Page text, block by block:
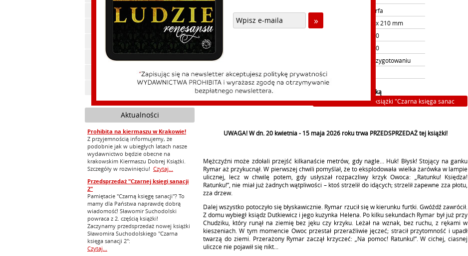
Cywilizacja
Feliks Koneczny
Zdrowie
Ebooki
Audiobooki
Zapowiedzi
Aktualności
Prohibita na kiermaszu w Krakowie!
Z przyjemnością informujemy, że
podobnie jak w ubiegłych latach nasze
wydawnictwo będzie obecne na
krakowskim Kiermaszu Dobrej Książki.
Szczegóły w rozwinięciu! Czytaj...
Przedsprzedaż "Czarnej księgi sanacji
2"
Pamiętacie "Czarną księgę sanacji"? To
mamy dla Państwa naprawdę dobrą
wiadomość! Sławomir Suchodolski
powraca z 2. częścią książki!
Zaczynamy przedsprzedaż nowej książki
Sławomira Suchodolskiego "Czarna
księga sanacji 2":
Czytaj...
Twarfa
Format:
148 x 210 mm
69.90
50.00
w przygotowaniu
Ebook:
Pliki powiązane z książką
-Darmowy fragment książki "Czarna księga sanac
UWAGA! W dn. 20 kwietnia - 15 maja 2026 roku trwa PRZEDSPRZEDAŻ tej książki!
Mężczyźni może zdołali przejść kilkanaście metrów, gdy nagle... Huk! Błysk! Stojący na ganku
Rymar aż przykucnął. W pierwszej chwili pomyślał, że to eksplodowała wielka żarówka w lampie
ulicznej, lecz w chwilę potem, gdy usłyszał rozpaczliwy krzyk Owoca: „Ratunku! Księdza!
Ratunku!”, nie miał już żadnych wątpliwości – ktoś strzelił do idących; strzelił zapewne zza płotu,
zza drzew.
Dalej wszystko potoczyło się błyskawicznie. Rymar rzucił się w kierunku furtki. Gwóźdź zawrócił.
Z domu wybiegł ksiądz Dutkiewicz i jego kuzynka Helena. Po kilku sekundach Rymar był już przy
Chudziku, który runął na ziemię bez jęku czy krzyku. Leżał na wznak, bez ruchu, z rękami w
kieszeniach. W tym momencie Owoc przestał przeraźliwie jęczeć; stracił przytomność i upadł
twarzą do ziemi. Przerażony Rymar zaczął krzyczeć: „Na pomoc! Ratunku!”. W cichej, ciasnej
uliczce nie pojawił się nikt...